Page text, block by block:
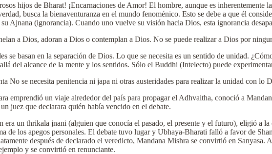
hijos de Bharat! ¡Encarnaciones de Amor! El hombre, aunque es
busca la bienaventuranza en el mundo fenoménico. Esto se debe a que él
Ajnana (ignorancia). Cuando uno vuelve su visión hacia Dios, esta ignorancia
a Dios, adoran a Dios o contemplan a Dios. No se puede realizar a Dios por
se basan en la separación de Dios. Lo que se necesita es un sentido de unidad.
del alcance de la mente y los sentidos. Sólo el Buddhi (Intelecto) puede
No se necesita penitencia ni japa ni otras austeridades para realizar la unidad con lo
emprendió un viaje alrededor del país para propagar el Adhvaitha, conoció a
juez que declarara quién había vencido en el debate.
era un thrikala jnani (alguien que conocía el pasado, el presente y el futuro), eligió a
de los apegos personales. El debate tuvo lugar y Ubhaya-Bharati falló a favor de
después de declarado el veredicto, Mandana Mishra se convirtió en
y se convirtió en renunciante.